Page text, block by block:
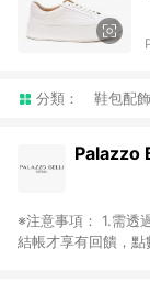
分類： 鞋包配飾
Palazzo
※注意事項： 1.需透過LINE購物前往並在同一瀏覽器於24小時內
結帳才享有回饋，